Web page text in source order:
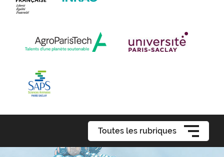
Toutes les rubriques